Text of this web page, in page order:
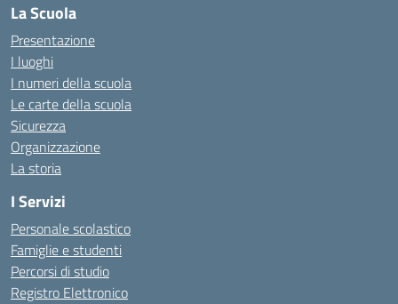
La Scuola
Presentazione
I luoghi
I numeri della scuola
Le carte della scuola
Sicurezza
Organizzazione
La storia
I Servizi
Personale scolastico
Famiglie e studenti
Percorsi di studio
Registro Elettronico